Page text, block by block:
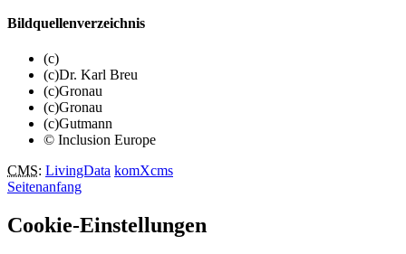
Bildquellenverzeichnis
(c)
(c)Dr. Karl Breu
(c)Gronau
(c)Gronau
(c)Gutmann
© Inclusion Europe
CMS: LivingData komXcms
Seitenanfang
Cookie-Einstellungen